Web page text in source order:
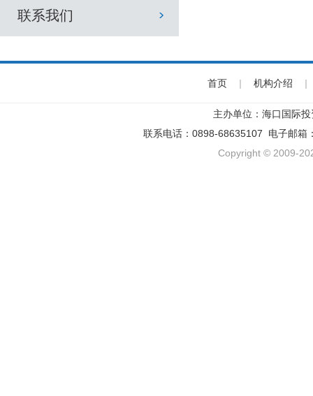
联系我们
首页 | 机构介绍 |
主办单位：海口国际
联系电话：0898-68635107 电子邮箱
Copyright © 2009-